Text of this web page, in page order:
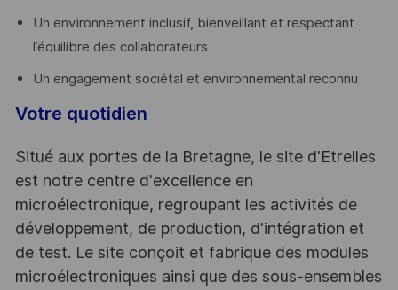
Un environnement inclusif, bienveillant et respectant
l’équilibre des collaborateurs
Un engagement sociétal et environnemental reconnu
Votre quotidien
Situé aux portes de la Bretagne, le site d'Etrelles
est notre centre d'excellence en
microélectronique, regroupant les activités de
développement, de production, d'intégration et
de test. Le site conçoit et fabrique des modules
microélectroniques ainsi que des sous-ensembles